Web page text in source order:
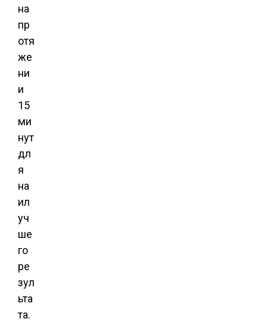
на
пр
отя
же
ни
и
15
ми
нут
дл
я
на
ил
уч
ше
го
ре
зул
ьта
та.